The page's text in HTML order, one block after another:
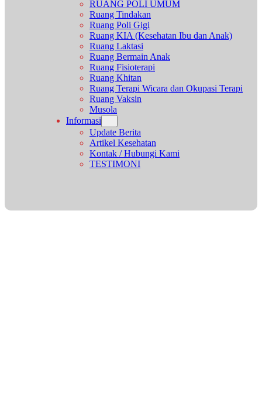
RUANG POLI UMUM
Ruang Tindakan
Ruang Poli Gigi
Ruang KIA (Kesehatan Ibu dan Anak)
Ruang Laktasi
Ruang Bermain Anak
Ruang Fisioterapi
Ruang Khitan
Ruang Terapi Wicara dan Okupasi Terapi
Ruang Vaksin
Musola
Informasi
Update Berita
Artikel Kesehatan
Kontak / Hubungi Kami
TESTIMONI